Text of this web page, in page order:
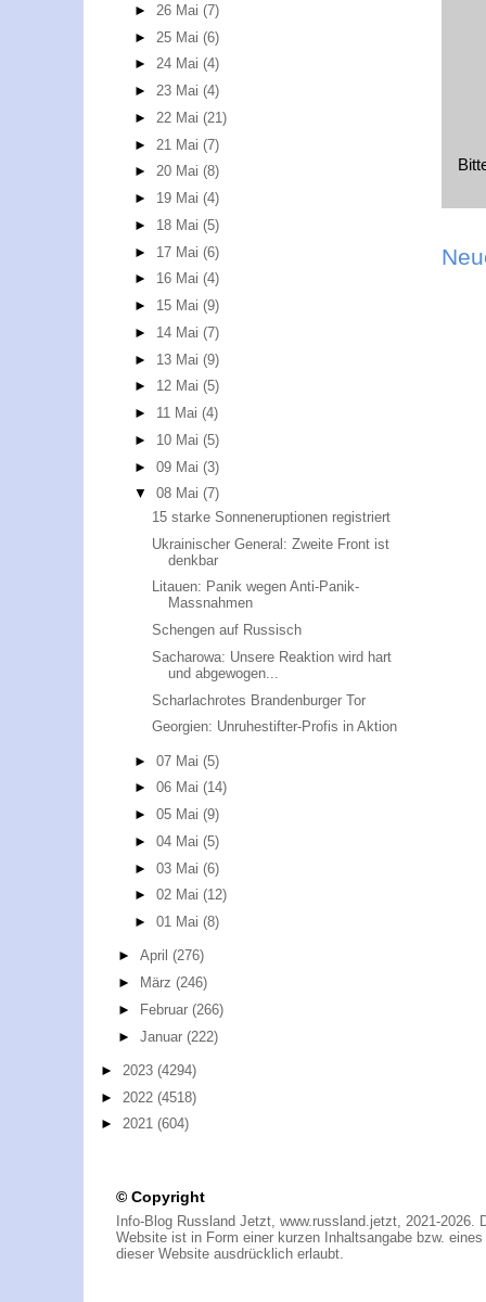
► 26 Mai(7)
► 25 Mai(6)
►24 Mai(4)
►23 Mai(4)
► 22 Mai(21)
► 21 Mai(7)
►20 Mai(8)
► 19 Mai(4)
► 18 Mai(5)
► 17 Mai(6)
► 16 Mai(4)
► 15 Mai(9)
► 14 Mai(7)
► 13 Mai(9)
► 12 Mai(5)
► 11 Mai(4)
► 10 Mai(5)
►09 Mai(3)
▼08 Mai(7)
15 starke Sonneneruptionen registriert
Ukrainischer General: Zweite Front ist
denkbar
Litauen: Panik wegen Anti-Panik-
Massnahmen
Schengen auf Russisch
Sacharowa: Unsere Reaktion wird hart
und abgewogen...
Scharlachrotes Brandenburger Tor
Georgien: Unruhestifter-Profis in Aktion
►07 Mai(5)
►06 Mai(14)
►05 Mai(9)
►04 Mai(5)
►03 Mai(6)
►02 Mai(12)
►01 Mai(8)
► April (276)
►
März (246)
►
Februar (266)
► Januar (222)
► 2023 (4294)
► 2022 (4518)
► 2021 (604)
© Copyright
Info-Blog Russland Jetzt, www.russland.jetzt, 2021-2026.
Website ist in Form einer kurzen Inhaltsangabe bzw.
dieser Website ausdrücklich erlaubt.